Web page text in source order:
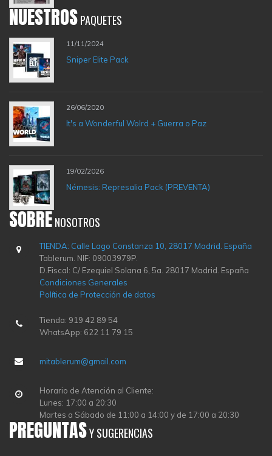
NUESTROSPAQUETES
11/11/2024
Sniper Elite Pack
26/06/2020
It's a Wonderful Wolrd + Guerra o Paz
19/02/2026
Némesis: Represalia Pack (PREVENTA)
SOBRENOSOTROS
TIENDA: Calle Lago Constanza 10, 28017 Madrid. España
Tablerum. NIF: 09003979P.
D.Fiscal: C/ Ezequiel Solana 6, 5a. 28017 Madrid. España
Condiciones Generales
Política de Protección de datos
Tienda: 919 42 89 54
WhatsApp: 622 11 79 15
mitablerum@gmail.com
Horario de Atención al Cliente:
Lunes: 17:00 a 20:30
Martes a Sábado de 11:00 a 14:00 y de 17:00 a 20:30
PREGUNTASY SUGERENCIAS